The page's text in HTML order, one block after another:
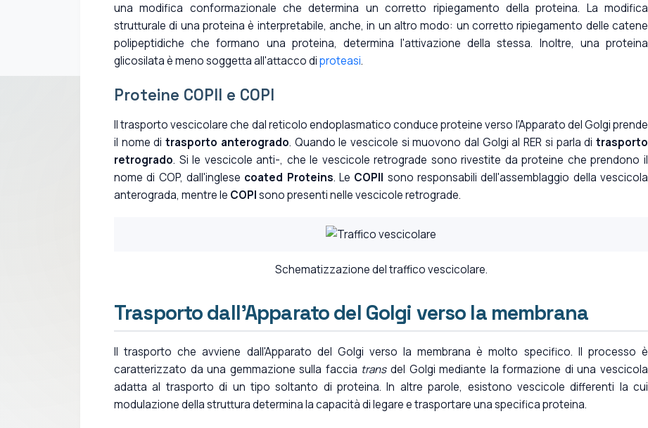
una modifica conformazionale che determina un corretto ripiegamento della proteina. La modifica
strutturale di una proteina è interpretabile, anche, in un altro modo: un corretto ripiegamento delle catene
polipeptidiche che formano una proteina, determina l'attivazione della stessa. Inoltre, una proteina
glicosilata è meno soggetta all'attacco diproteasi.
Proteine COPII e COPI
Il trasporto vescicolare che dal reticolo endoplasmatico conduce proteine verso l'Apparato del Golgi prende
il nome ditrasporto anterogrado. Quando le vescicole si muovono dal Golgi al RER si parla ditrasporto
retrogrado. Si le vescicole anti-, che le vescicole retrograde sono rivestite da proteine che prendono il
nome di COP, dall'inglese coated Proteins. Le COPII sono responsabili dell'assemblaggio della vescicola
anterograda, mentre le COPIsono presenti nelle vescicole retrograde.
Schematizzazione del traffico vescicolare.
Trasporto dall'Apparato del Golgi verso la membrana
Il trasporto che avviene dall'Apparato del Golgi verso la membrana è molto specifico. Il processo è
caratterizzato da una gemmazione sulla faccia transdel Golgi mediante la formazione di una vescicola
adatta al trasporto di un tipo soltanto di proteina. In altre parole, esistono vescicole differenti la cui
modulazione della struttura determina la capacità di legare e trasportare una specifica proteina.